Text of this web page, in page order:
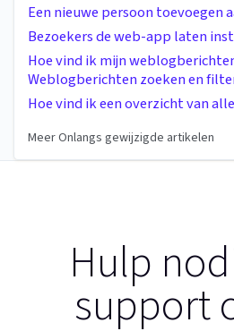
Een nieuwe persoon toevoegen
Bezoekers de web-app laten
Hoe vind ik mijn
Weblogberichten zoeken en
Hoe vind ik een overzicht van
Meer Onlangs gewijzigde artikelen
Hulp
support